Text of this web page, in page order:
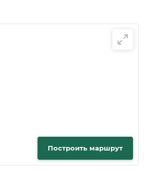
Построить маршрут